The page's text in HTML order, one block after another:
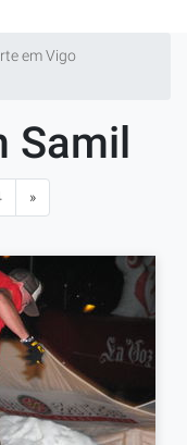
em Vigo
Samil
»